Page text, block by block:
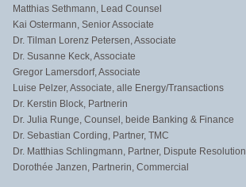
Matthias Sethmann, Lead Counsel
Kai Ostermann, Senior Associate
Dr. Tilman Lorenz Petersen, Associate
Dr. Susanne Keck, Associate
Gregor Lamersdorf, Associate
Luise Pelzer, Associate, alle Energy/Transactions
Dr. Kerstin Block, Partnerin
Dr. Julia Runge, Counsel, beide Banking & Finance
Dr. Sebastian Cording, Partner, TMC
Dr. Matthias Schlingmann, Partner, Dispute Resolution
Dorothée Janzen, Partnerin, Commercial